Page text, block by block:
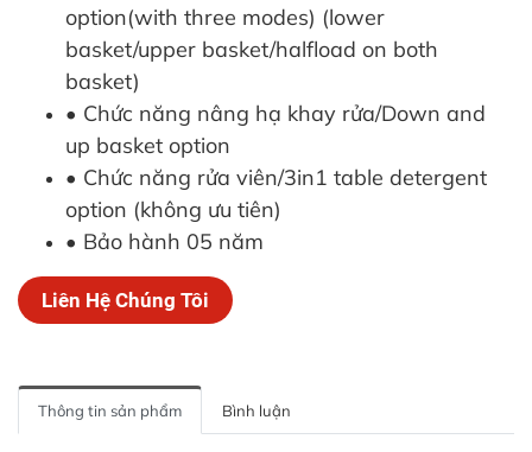
option(with three modes) (lower
basket/upper basket/halfload on both
basket)
• Chức năng nâng hạ khay rửa/Down and
up basket option
• Chức năng rửa viên/3in1 table detergent
option (không ưu tiên)
• Bảo hành 05 năm
Liên Hệ Chúng Tôi
Thông tin sản phẩm Bình luận